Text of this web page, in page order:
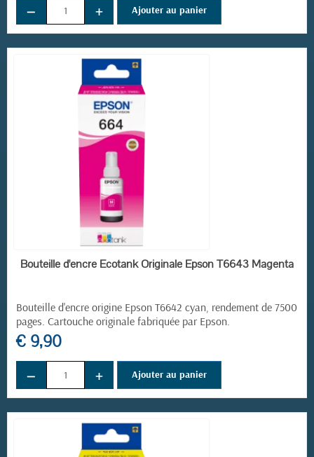
− + Ajouter au panier
EN STOCK
Bouteille d'encre Ecotank Originale Epson T6643 Magenta
Bouteille d'encre origine Epson T6642 cyan, rendement de 7500
pages. Cartouche originale fabriquée par Epson.
€ 9,90
− + Ajouter au panier